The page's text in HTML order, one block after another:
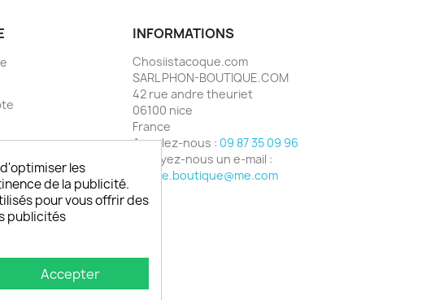
INFORMATIONS
Chosiistacoque.com
SARL PHON-BOUTIQUE.COM
42 rue andre theuriet
06100 nice
France
Appelez-nous : 09 87 35 09 96
Envoyez-nous un e-mail :
phone.boutique@me.com
les
de la publicité.
pour vous offrir des
publicités
Accepter